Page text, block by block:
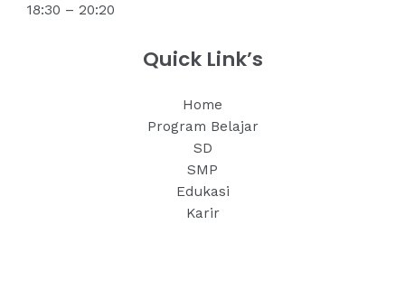
18:30 – 20:20
Quick Link’s
Home
Program Belajar
SD
SMP
Edukasi
Karir